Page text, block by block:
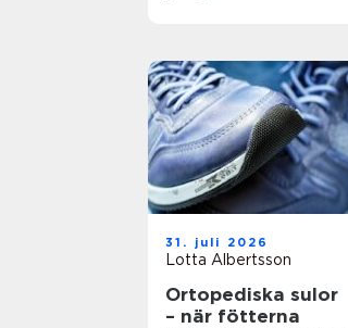
31. juli 2026
Lotta Albertsson
Ortopediska sulor
– när fötterna